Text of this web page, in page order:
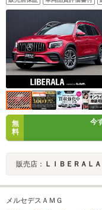
HUD ETC2.0 360°カメ
アンビエントライト 純
無
料
今
販売店： ＬＩＢＥＲＡＬ
メルセデスＡＭＧ